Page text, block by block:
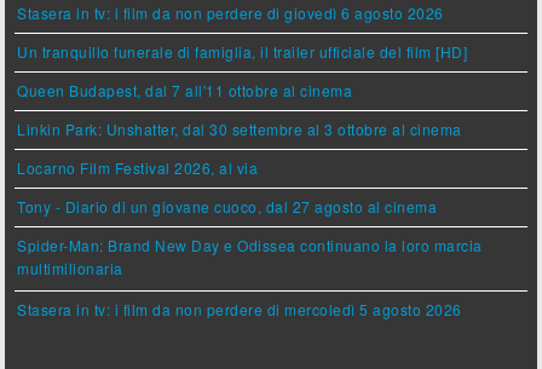
Stasera in tv: i film da non perdere di giovedì 6 agosto 2026
Un tranquillo funerale di famiglia, il trailer ufficiale del film [HD]
Queen Budapest, dal 7 all'11 ottobre al cinema
Linkin Park: Unshatter, dal 30 settembre al 3 ottobre al cinema
Locarno Film Festival 2026, al via
Tony - Diario di un giovane cuoco, dal 27 agosto al cinema
Spider-Man: Brand New Day e Odissea continuano la loro marcia
multimilionaria
Stasera in tv: i film da non perdere di mercoledì 5 agosto 2026